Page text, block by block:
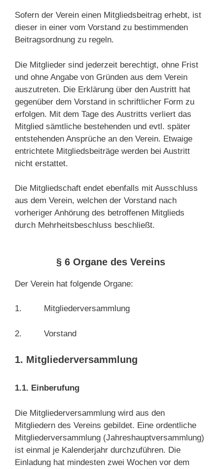
Sofern der Verein einen Mitgliedsbeitrag erhebt, ist
dieser in einer vom Vorstand zu bestimmenden
Beitragsordnung zu regeln.
Die Mitglieder sind jederzeit berechtigt, ohne Frist
und ohne Angabe von Gründen aus dem Verein
auszutreten. Die Erklärung über den Austritt hat
gegenüber dem Vorstand in schriftlicher Form zu
erfolgen. Mit dem Tage des Austritts verliert das
Mitglied sämtliche bestehenden und evtl. später
entstehenden Ansprüche an den Verein. Etwaige
entrichtete Mitgliedsbeiträge werden bei Austritt
nicht erstattet.
Die Mitgliedschaft endet ebenfalls mit Ausschluss
aus dem Verein, welchen der Vorstand nach
vorheriger Anhörung des betroffenen Mitglieds
durch Mehrheitsbeschluss beschließt.
§ 6 Organe des Vereins
Der Verein hat folgende Organe:
1. Mitgliederversammlung
2. Vorstand
1. Mitgliederversammlung
1.1. Einberufung
Die Mitgliederversammlung wird aus den
Mitgliedern des Vereins gebildet. Eine ordentliche
Mitgliederversammlung (Jahreshauptversammlung)
ist einmal je Kalenderjahr durchzuführen. Die
Einladung hat mindesten zwei Wochen vor dem